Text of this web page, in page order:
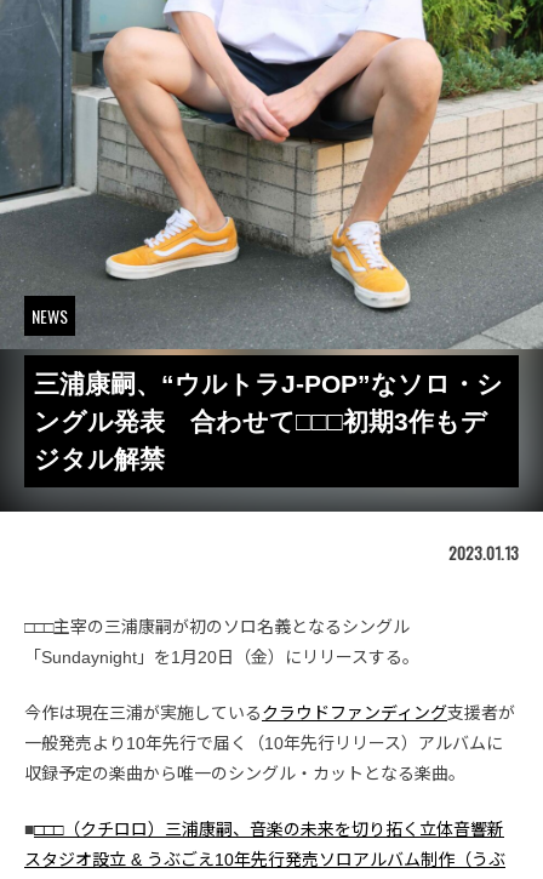
NEWS
三浦康嗣、“ウルトラJ-POP”なソロ・シ
ングル発表 合わせて□□□初期3作もデ
ジタル解禁
2023.01.13
□□□主宰の三浦康嗣が初のソロ名義となるシングル
「Sundaynight」を1月20日（金）にリリースする。
今作は現在三浦が実施しているクラウドファンディング支援者が
一般発売より10年先行で届く（10年先行リリース）アルバムに
収録予定の楽曲から唯一のシングル・カットとなる楽曲。
■□□□（クチロロ）三浦康嗣、音楽の未来を切り拓く立体音響新
スタジオ設立 & うぶごえ10年先行発売ソロアルバム制作（うぶ